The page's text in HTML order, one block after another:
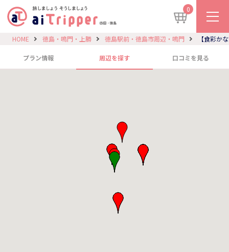
0
HOME 徳島・鳴門・上勝 徳島駅前・徳島市周辺・鳴門 【食彩か
プラン情報 周辺を探す 口コミを見る